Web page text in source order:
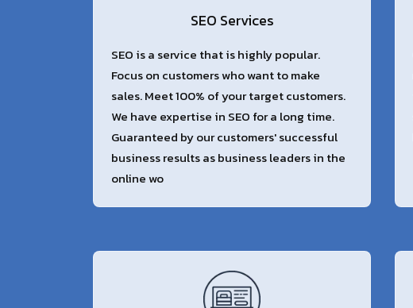
SEO Services
SEO is a service that is highly popular.
Focus on customers who want to make
sales. Meet 100% of your target customers.
We have expertise in SEO for a long time.
Guaranteed by our customers' successful
business results as business leaders in the
online wo